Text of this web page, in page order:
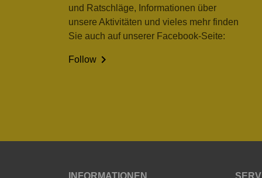
und Ratschläge, Informationen über
unsere Aktivitäten und vieles mehr finden
Sie auch auf unserer Facebook-Seite:
Follow 
INFORMATIONEN